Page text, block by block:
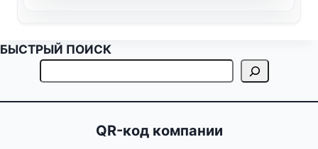
БЫСТРЫЙ ПОИСК
QR-код компании